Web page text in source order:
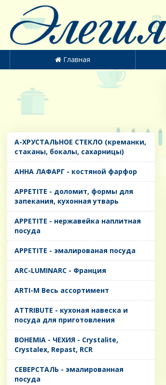
Главная
A-ХРУСТАЛЬНОЕ СТЕКЛО (креманки,
стаканы, бокалы, сахарницы)
AHHA ЛАФАРГ - костяной фарфор
APPETITE - доломит, формы для
запекания, кухонная утварь
APPETITE - нержавейка наплитная
посуда
APPETITE - эмалированая посуда
ARC-LUMINARC - Франция
ARTI-M Весь ассортимент
ATTRIBUTE - кухоная навеска и
посуда для приготовления
BOHEMIA - ЧЕХИЯ - Crystalite,
Crystalex, Repast, RCR
CЕВЕРСТАЛЬ - эмалированная
посуда